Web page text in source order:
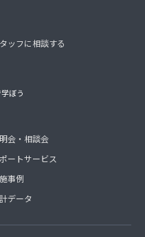
ッフに相談する
ぼう
会・相談会
ートサービス
事例
データ